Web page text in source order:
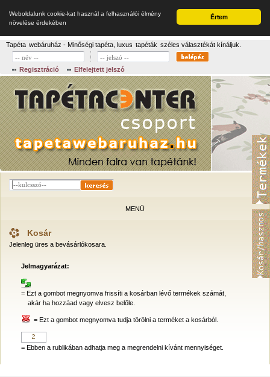
Értem
Weboldalunk cookie-kat használ a felhasználói élmény
növelése érdekében
Tapéta webáruház - Minőségi tapéta, luxus tapéták széles választékát kínáljuk.
Regisztráció Elfelejtett jelszó
MENÜ
Kosár
Jelenleg üres a bevásárlókosara.
Jelmagyarázat:
= Ezt a gombot megnyomva frissíti a kosárban lévő termékek számát,
akár ha hozzáad vagy elvesz belőle.
= Ezt a gombot megnyomva tudja törölni a terméket a kosárból.
= Ebben a rublikában adhatja meg a megrendelni kívánt mennyiséget.